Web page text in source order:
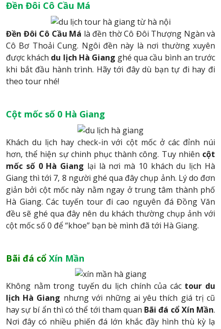
Đền Đôi Cô Cầu Má
Đền Đôi Cô Cầu Má là đền thờ Cô Đôi Thượng Ngàn và
Cô Bơ Thoải Cung. Ngôi đền này là nơi thường xuyên
được khách du lịch Hà Giang ghé qua cầu bình an trước
khi bắt đầu hành trình. Hãy tới đây dù bạn tự đi hay đi
theo tour nhé!
Cột mốc số 0 Hà Giang
Khách du lịch hay check-in với cột mốc ở các đỉnh núi
hơn, thể hiện sự chinh phục thành công. Tuy nhiên cột
mốc số 0 Hà Giang lại là nơi mà 10 khách du lịch Hà
Giang thì tới 7, 8 người ghé qua đây chụp ảnh. Lý do đơn
giản bởi cột mốc này nằm ngay ở trung tâm thành phố
Hà Giang. Các tuyến tour đi cao nguyên đá Đồng Văn
đều sẽ ghé qua đây nên du khách thường chụp ảnh với
cột mốc số 0 để “khoe” bạn bè mình đã tới Hà Giang.
Bãi đá cổ Xín Mần
Không nằm trong tuyến du lịch chính của các tour du
lịch Hà Giang nhưng với những ai yêu thích giá trị cũ
hay sự bí ẩn thì có thể tới tham quan Bãi đá cổXín Mần.
Nơi đây có nhiều phiến đá lớn khắc đầy hình thù kỳ lạ